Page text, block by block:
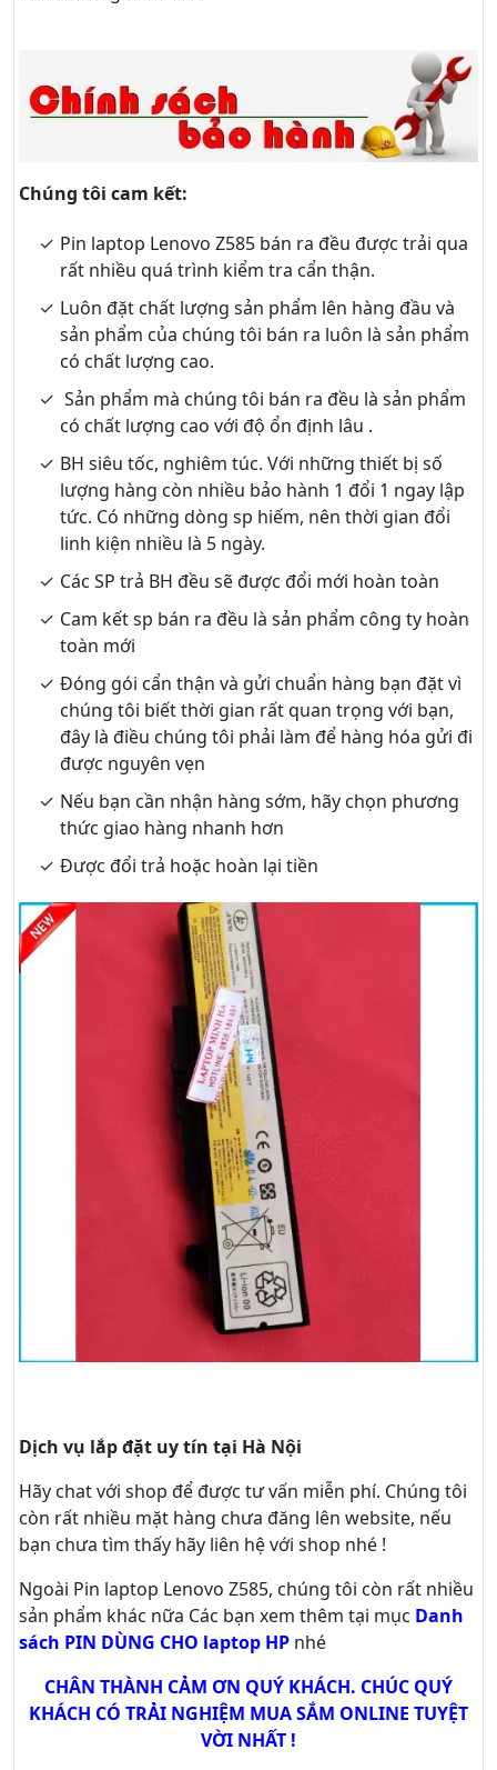
Chúng tôi cam kết:
Pin laptop Lenovo Z585 bán ra đều được trải qua
rất nhiều quá trình kiểm tra cẩn thận.
Luôn đặt chất lượng sản phẩm lên hàng đầu và
sản phẩm của chúng tôi bán ra luôn là sản phẩm
có chất lượng cao.
Sản phẩm mà chúng tôi bán ra đều là sản phẩm
có chất lượng cao với độ ổn định lâu .
BH siêu tốc, nghiêm túc. Với những thiết bị số
lượng hàng còn nhiều bảo hành 1 đổi 1 ngay lập
tức. Có những dòng sp hiếm, nên thời gian đổi
linh kiện nhiều là 5 ngày.
Các SP trả BH đều sẽ được đổi mới hoàn toàn
Cam kết sp bán ra đều là sản phẩm công ty hoàn
toàn mới
Đóng gói cẩn thận và gửi chuẩn hàng bạn đặt vì
chúng tôi biết thời gian rất quan trọng với bạn,
đây là điều chúng tôi phải làm để hàng hóa gửi đi
được nguyên vẹn
Nếu bạn cần nhận hàng sớm, hãy chọn phương
thức giao hàng nhanh hơn
Được đổi trả hoặc hoàn lại tiền
Dịch vụ lắp đặt uy tín tại Hà Nội
Hãy chatvới shop để được tư vấn miễn phí. Chúng tôi
còn rất nhiều mặt hàng chưa đăng lên website, nếu
bạn chưa tìm thấy hãy liên hệ với shop nhé !
Ngoài Pin laptop Lenovo Z585, chúng tôi còn rất nhiều
sản phẩm khác nữa Các bạn xem thêm tại mục Danh
sách PIN DÙNG CHO laptop HP nhé
CHÂN THÀNH CẢM ƠN QUÝ KHÁCH. CHÚC QUÝ
KHÁCH CÓ TRẢI NGHIỆM MUA SẮM ONLINE TUYỆT
VỜI NHẤT !